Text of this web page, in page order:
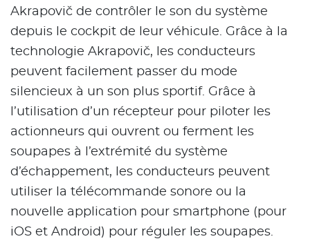
Akrapovič de contrôler le son du système
depuis le cockpit de leur véhicule. Grâce à la
technologie Akrapovič, les conducteurs
peuvent facilement passer du mode
silencieux à un son plus sportif. Grâce à
l’utilisation d’un récepteur pour piloter les
actionneurs qui ouvrent ou ferment les
soupapes à l’extrémité du système
d’échappement, les conducteurs peuvent
utiliser la télécommande sonore ou la
nouvelle application pour smartphone (pour
iOS et Android) pour réguler les soupapes.